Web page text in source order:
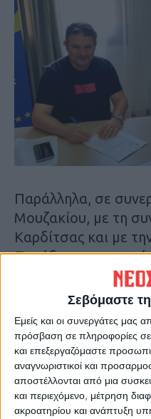
Σεβόμαστε
Εμείς και οι συνεργάτες μας
πρόσβαση σε πληροφορίες
και επεξεργαζόμαστε
αναγνωριστικοί και
αποστέλλονται από μια
και περιεχόμενο, μέτρηση
ακροατηρίου και ανάπτυξη
Παράλληλα, σε
Μουζακίου, με τη
Καρδίτσας και με
Προέδρου και
ολοκληρώθηκε τις
κλώνων του
εξειδικευμένο
όρθιος εδώ και
Επίσης,
εργασίες με το
οικισμό «Κριτσάρι»